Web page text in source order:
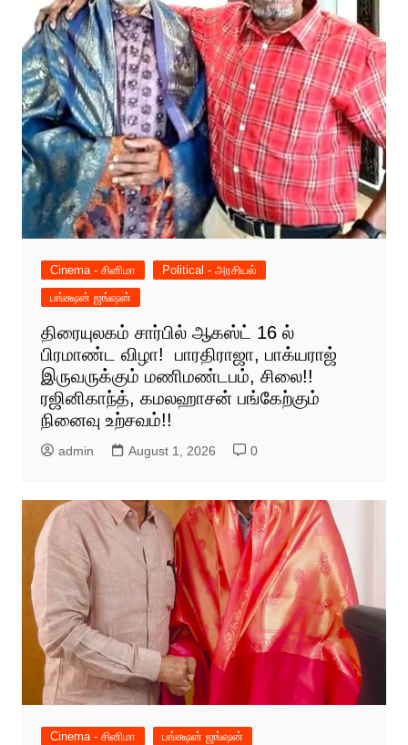
Cinema - சினிமா
Political - அரசியல்
பங்க்ஷன் ஜங்ஷன்
திரையுலகம் சார்பில் ஆகஸ்ட் 16 ல்
பிரமாண்ட விழா! பாரதிராஜா, பாக்யராஜ்
இருவருக்கும் மணிமண்டபம், சிலை!!
ரஜினிகாந்த், கமலஹாசன் பங்கேற்கும்
நினைவு உற்சவம்!!
admin August 1, 2026 0
Cinema - சினிமா பங்க்ஷன் ஜங்ஷன்